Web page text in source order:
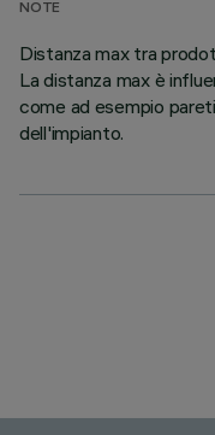
NOTE
Distanza max tra
La distanza max è
come ad esempio
dell'impianto.